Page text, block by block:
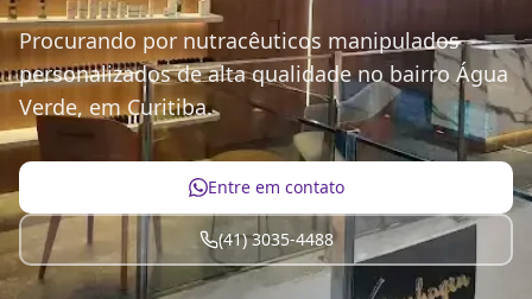
Procurando por nutracêuticos manipulados
personalizados de alta qualidade no bairro Água
Verde, em Curitiba.
Entre em contato
(41) 3035-4488